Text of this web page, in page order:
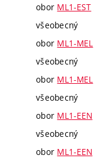
obor ML1-EST
všeobecný
obor ML1-MEL
všeobecný
obor ML1-MEL
všeobecný
obor ML1-EEN
všeobecný
obor ML1-EEN